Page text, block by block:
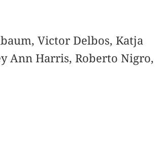
Victor Delbos, Katja
Ann Harris, Roberto Nigro,